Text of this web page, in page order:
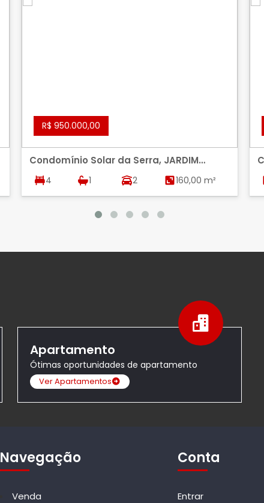
R$ 950.000,00
Condomínio Solar da Serra, JARDIM
BOTANICO, BRASILIA
4 1 2 160,00 m²
Apartamento
Ótimas oportunidades de apartamento
Ver Apartamentos
Navegação
Venda
Conta
Entrar